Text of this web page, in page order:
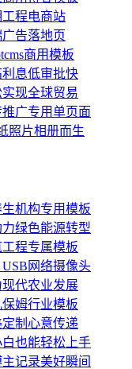
程电商站
告落地页
商用模板
息低审批快
现全球贸易
广专用单页面
照片相册而生
机构专用模板
绿色能源转型
程专属模板
网络摄像头
代农业发展
姆行业模板
制心意传递
也能轻松上手
记录美好瞬间